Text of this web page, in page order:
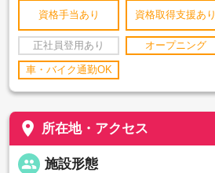
資格手当あり 資格取得支援あり
正社員登用あり オープニング
車・バイク通勤OK
place 所在地・アクセス
people 施設形態